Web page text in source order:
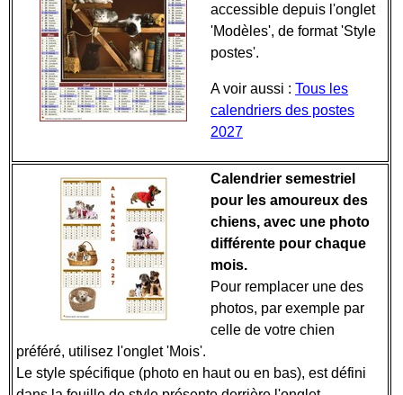
accessible depuis l'onglet
'Modèles', de format 'Style
postes'.
A voir aussi : Tous les
calendriers des postes
2027
Calendrier semestriel
pour les amoureux des
chiens, avec une photo
différente pour chaque
mois.
Pour remplacer une des
photos, par exemple par
celle de votre chien
préféré, utilisez l'onglet 'Mois'.
Le style spécifique (photo en haut ou en bas), est défini